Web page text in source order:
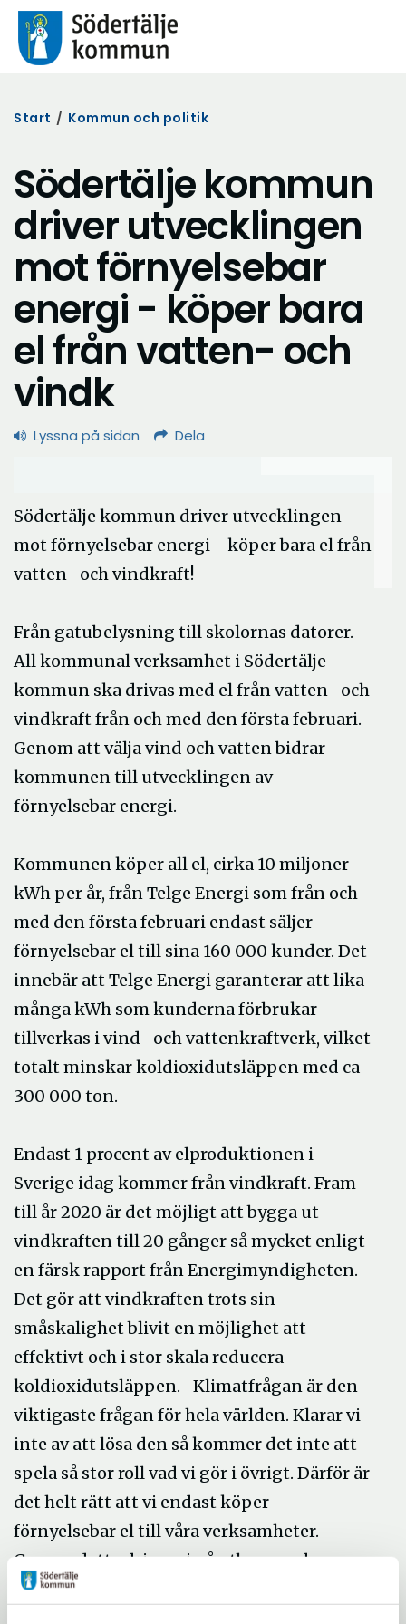
Start / Kommun och politik
Södertälje kommun
driver utvecklingen
mot förnyelsebar
energi - köper bara
el från vatten- och
vindk
Lyssna på sidan Dela
Södertälje kommun driver utvecklingen
mot förnyelsebar energi - köper bara el från
vatten- och vindkraft!
Från gatubelysning till skolornas datorer.
All kommunal verksamhet i Södertälje
kommun ska drivas med el från vatten- och
vindkraft från och med den första februari.
Genom att välja vind och vatten bidrar
kommunen till utvecklingen av
förnyelsebar energi.
Kommunen köper all el, cirka 10 miljoner
kWh per år, från Telge Energi som från och
med den första februari endast säljer
förnyelsebar el till sina 160 000 kunder. Det
innebär att Telge Energi garanterar att lika
många kWh som kunderna förbrukar
tillverkas i vind- och vattenkraftverk, vilket
totalt minskar koldioxidutsläppen med ca
300 000 ton.
Endast 1 procent av elproduktionen i
Sverige idag kommer från vindkraft. Fram
till år 2020 är det möjligt att bygga ut
vindkraften till 20 gånger så mycket enligt
en färsk rapport från Energimyndigheten.
Det gör att vindkraften trots sin
småskalighet blivit en möjlighet att
effektivt och i stor skala reducera
koldioxidutsläppen. -Klimatfrågan är den
viktigaste frågan för hela världen. Klarar vi
inte av att lösa den så kommer det inte att
spela så stor roll vad vi gör i övrigt. Därför är
det helt rätt att vi endast köper
förnyelsebar el till våra verksamheter.
Genom detta driver vi på utbyggnaden av
vindkraften, säger Ewa Lofvar Konradsson